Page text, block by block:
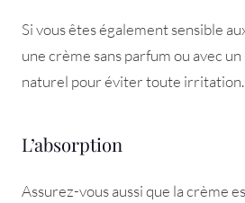
Si vous êtes également sensible
une crème sans parfum ou avec
naturel pour éviter toute irritation.
L’absorption
Assurez-vous aussi que la crème